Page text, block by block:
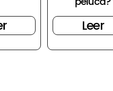
Leer